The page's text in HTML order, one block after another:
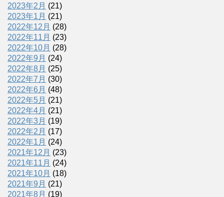
2023年2月 (21)
2023年1月 (21)
2022年12月 (28)
2022年11月 (23)
2022年10月 (28)
2022年9月 (24)
2022年8月 (25)
2022年7月 (30)
2022年6月 (48)
2022年5月 (21)
2022年4月 (21)
2022年3月 (19)
2022年2月 (17)
2022年1月 (24)
2021年12月 (23)
2021年11月 (24)
2021年10月 (18)
2021年9月 (21)
2021年8月 (19)